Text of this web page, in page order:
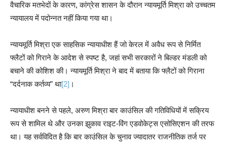
वैचारिक मतभेदों के कारण, कांग्रेस शासन के दौरान न्यायमूर्ति मिश्रा को उच्चतम
न्यायालय में पदोन्नत नहीं किया गया था।
न्यायमूर्ति मिश्रा एक साहसिक न्यायाधीश हैं जो केरल में अवैध रूप से निर्मित
फ्लैटों को गिराने के आदेश से स्पष्ट है, जहां सभी सरकारों ने बिल्डर मंडली को
बचाने की कोशिश की। न्यायमूर्ति मिश्रा ने बाद में बताया कि फ्लैटों को गिराना
“दर्दनाक कर्तव्य” था[2] ।
न्यायाधीश बनने से पहले, अरुण मिश्रा बार काउंसिल की गतिविधियों में सक्रिय
रूप से शामिल थे और उनका झुकाव राइट-विंग एडवोकेट्स एसोसिएशन की तरफ
था। यह सर्वविदित है कि बार काउंसिल के चुनाव ज्यादातर राजनीतिक तर्ज पर